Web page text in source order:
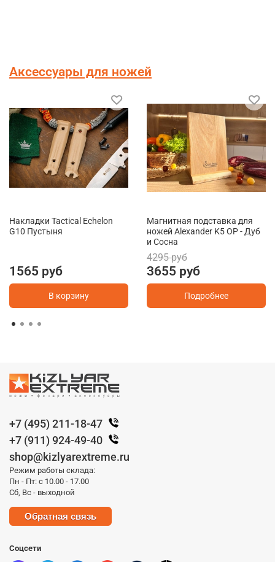
Аксессуары для ножей
Накладки Tactical Echelon
G10 Пустыня
1565 руб
В корзину
Магнитная подставка для
ножей Alexander K5 OP - Дуб
и Сосна
4295 руб
3655 руб
Подробнее
+7 (495) 211-18-47
+7 (911) 924-49-40
shop@kizlyarextreme.ru
Режим работы склада:
Пн - Пт: с 10.00 - 17.00
Сб, Вс - выходной
Обратная связь
Соцсети